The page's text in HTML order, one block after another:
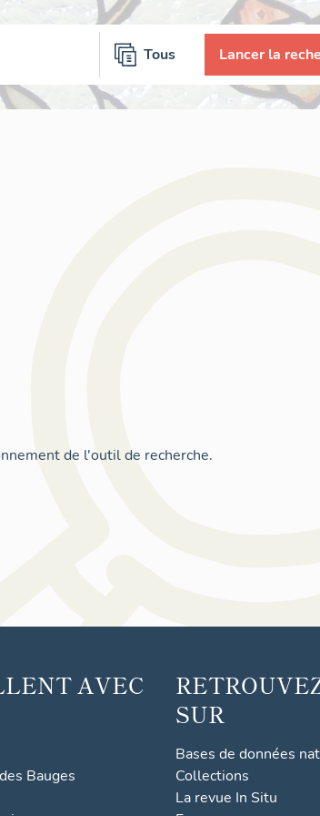
Tous Lancer la
de l'outil de recherche.
AVEC
Bauges
SUR
Bases de données
Collections
La revue In Situ